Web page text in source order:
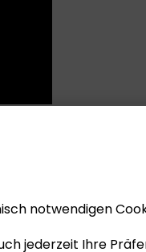
notwendigen
jederzeit Ihre